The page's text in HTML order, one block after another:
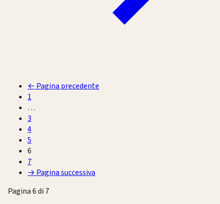
← Pagina precedente
1
…
3
4
5
6
7
→ Pagina successiva
Pagina 6 di 7